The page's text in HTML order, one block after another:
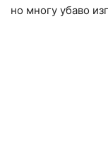
но многу убаво